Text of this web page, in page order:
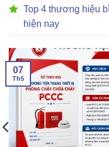
Top 4 thương hiệu
hiện nay
07
Th5